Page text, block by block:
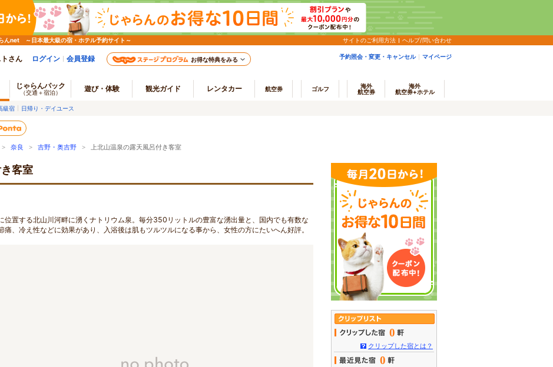
んnet ～日本最大級の宿・ホテル予約サイト～ サイトのご利用方法 ヘルプ/問い合わせ
さん ログイン 会員登録 お得な特典をみる 予約照会・変更・キャンセル マイページ
じゃらんパック
（交通＋宿泊） 遊び・体験 観光ガイド レンタカー 航空券 ゴルフ
海外
航空券
海外
航空券+ホテル
級宿 日帰り・デイユース
> 奈良 > 吉野・奥吉野 > 上北山温泉の露天風呂付き客室
客室
位置する北山川河畔に湧くナトリウム泉。毎分350リットルの豊富な湧出量と、国内でも有数な
、冷え性などに効果があり、入浴後は肌もツルツルになる事から、女性の方にたいへん好評。
0
クリップした宿とは？
0